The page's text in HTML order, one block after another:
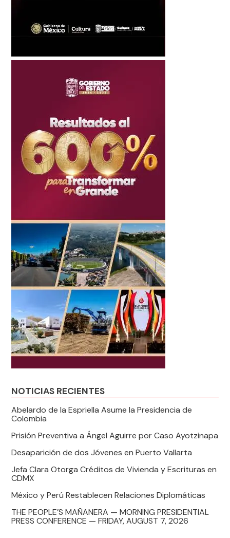
NOTICIAS RECIENTES
Abelardo de la Espriella Asume la Presidencia de
Colombia
Prisión Preventiva a Ángel Aguirre por Caso Ayotzinapa
Desaparición de dos Jóvenes en Puerto Vallarta
Jefa Clara Otorga Créditos de Vivienda y Escrituras en
CDMX
México y Perú Restablecen Relaciones Diplomáticas
THE PEOPLE’S MAÑANERA — MORNING PRESIDENTIAL
PRESS CONFERENCE — FRIDAY, AUGUST 7, 2026